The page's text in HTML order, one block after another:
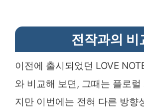
전작과의 비
이전에 출시되었던 LOVE
와 비교해 보면, 그때는 플로럴
지만 이번에는 전혀 다른 방향